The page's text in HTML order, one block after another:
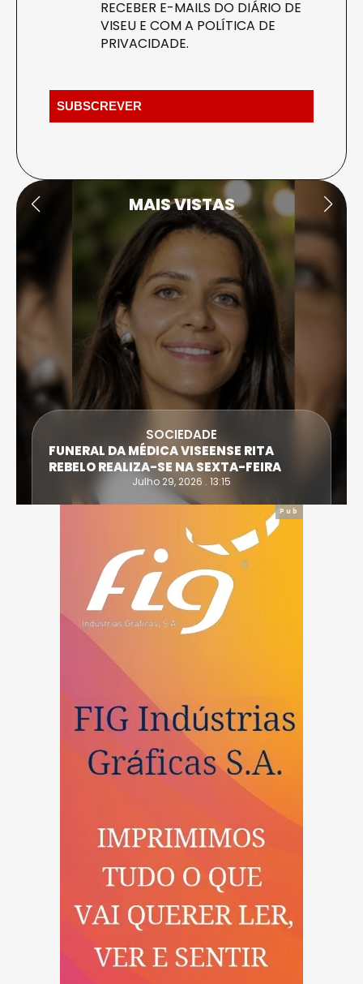
RECEBER E-MAILS DO DIÁRIO DE
VISEU E COM A POLÍTICA DE
PRIVACIDADE.
MAIS VISTAS
SOCIEDADE
FUNERAL DA MÉDICA VISEENSE RITA
REBELO REALIZA-SE NA SEXTA-FEIRA
Julho 29, 2026 . 13:15
Pub